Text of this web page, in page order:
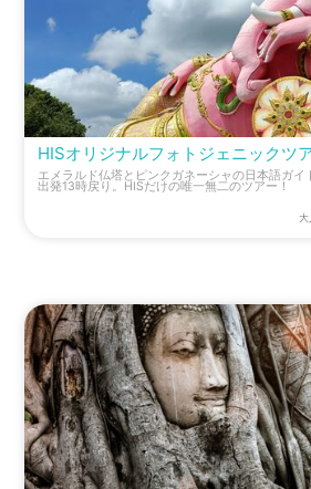
HISオリジナルフォトジェニックツ
エメラルド仏塔とピンクガネーシャの日本語ガイ
出発13時戻り。HISだけの唯一無二のツアー！
大